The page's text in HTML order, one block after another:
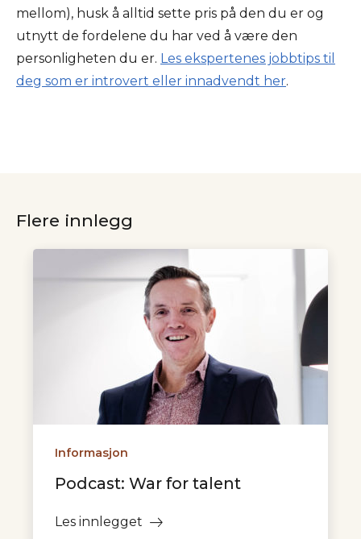
mellom), husk å alltid sette pris på den du er og
utnytt de fordelene du har ved å være den
personligheten du er. Les ekspertenes jobbtips til
deg som er introvert eller innadvendt her.
Flere innlegg
Informasjon
Podcast: War for talent
Les innlegget